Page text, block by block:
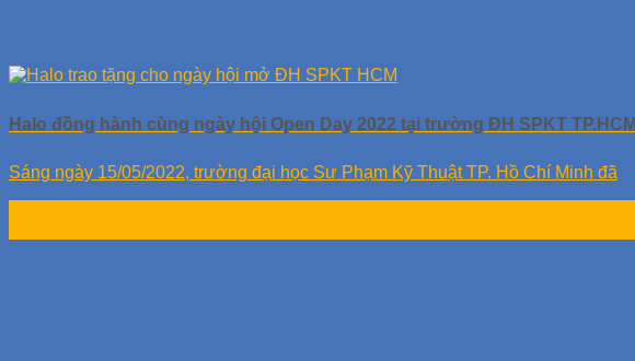
Halo đồng hành cùng ngày hội Open Day 2022 tại trường ĐH SPKT TP.HCM
Sáng ngày 15/05/2022, trường đại học Sư Phạm Kỹ Thuật TP. Hồ Chí Minh đã